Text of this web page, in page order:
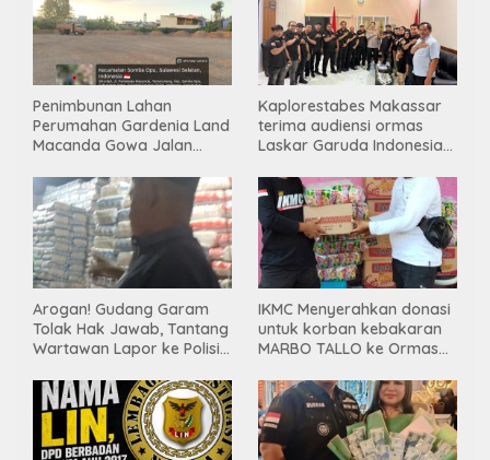
Penimbunan Lahan
Perumahan Gardenia Land
Macanda Gowa Jalan
Gunakan Material
Tambang Ilegal
Kaplorestabes Makassar
terima audiensi ormas
Laskar Garuda Indonesia
hingga kegiatan sosial.
Arogan! Gudang Garam
Tolak Hak Jawab, Tantang
Wartawan Lapor ke Polisi
IKMC Menyerahkan donasi
untuk korban kebakaran
MARBO TALLO ke Ormas
INDONESIA BERSATU